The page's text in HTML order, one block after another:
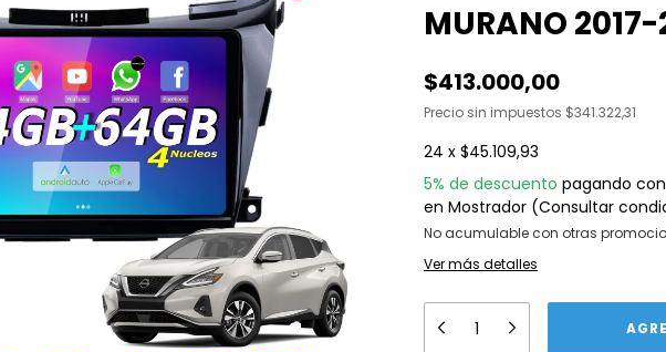
MURANO
$413.000,00
Precio sin impuestos $341.322,31
24 x $45.109,93
5% de descuento pagando
en Mostrador (Consultar
No acumulable con otras
Ver más detalles